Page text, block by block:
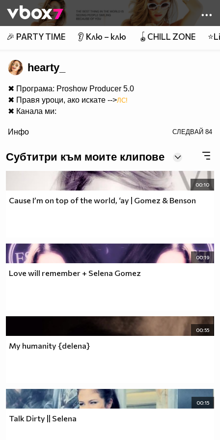
👾
🎉 PARTY TIME 👂 Клю – клю 🪀CHILL ZONE
hearty_
✖ Програма: Proshow Producer 5.0
✖ Правя уроци, ако искате -->ЛС!
✖ Канала ми:
✖Питайте нещо!
Инфо СЛЕДВАЙ 84
Субтитри към моите клипове
00:10
Cause I’m on top of the world, ‘ay | Gomez & Benson
00:19
Love will remember + Selena Gomez
00:55
My humanity {delena}
00:15
Talk Dirty || Selena